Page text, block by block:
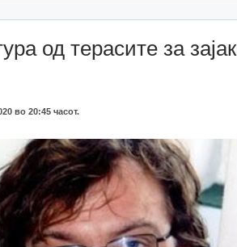
од терасите за
во 20:45 часот.